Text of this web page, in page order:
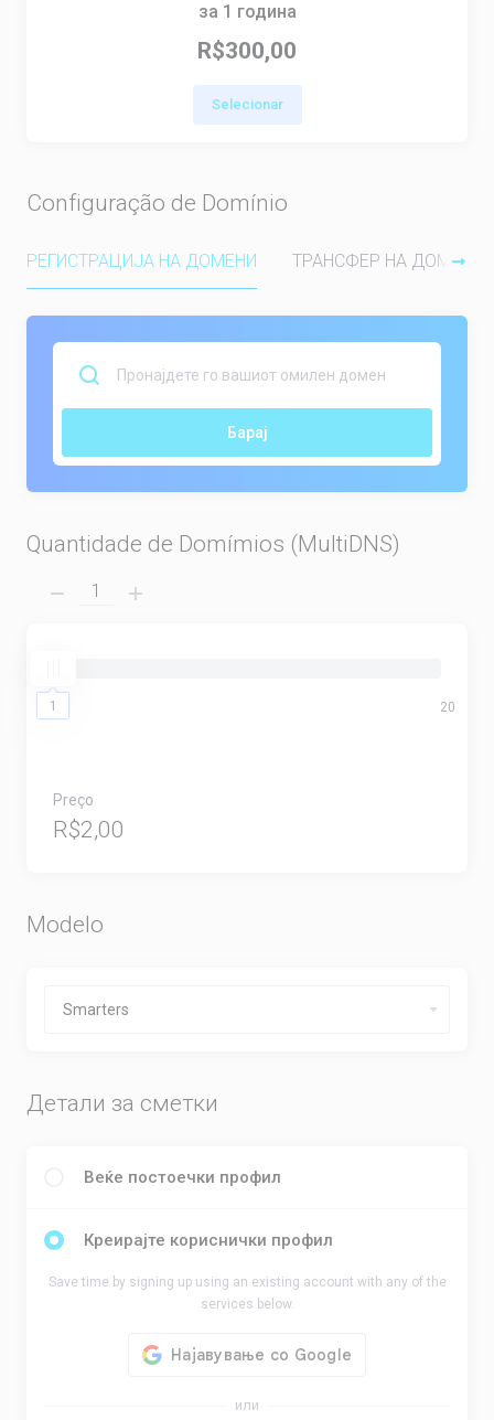
за 1 година
R$300,00
Selecionar
Configuração de Domínio
РЕГИСТРАЦИЈА НА ДОМЕНИ ТРАНСФЕР НА ДОМЕНИ
Барај
Quantidade de Domímios (MultiDNS)
1 20
Preço
R$2,00
Modelo
Детали за сметки
Веќе постоечки профил
Креирајте кориснички профил
Save time by signing up using an existing account with any of the
services below.
или